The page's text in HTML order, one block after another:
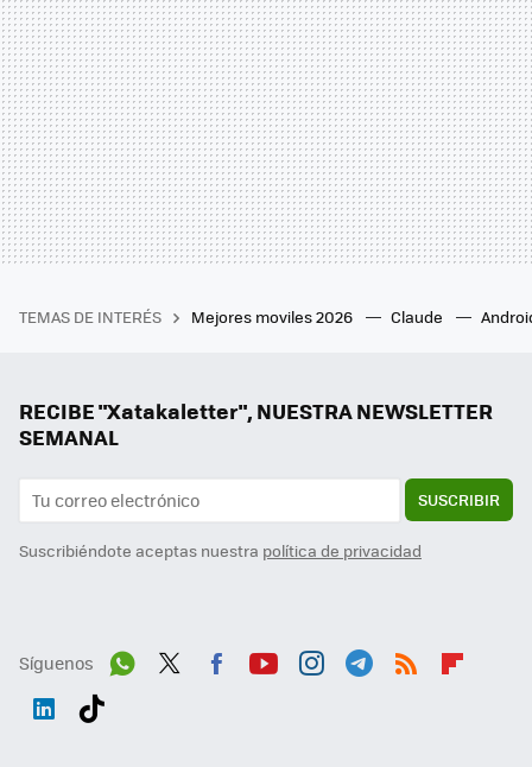
TEMAS DE INTERÉS Mejores moviles 2026 Claude
RECIBE "Xatakaletter", NUESTRA NEWSLETTER
SEMANAL
SUSCRIBIR
Suscribiéndote aceptas nuestra política de privacidad
Síguenos